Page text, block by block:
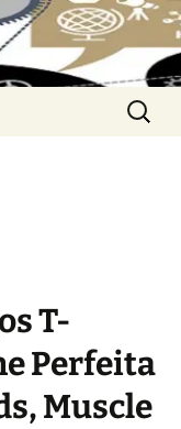
por:
T-
Perfeita
Muscle